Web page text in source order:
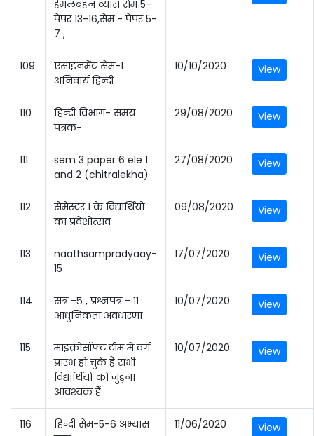
हेमलबहन व्यास सेम 5-
पेपर 13-16,सेम - पेपर 5-
7 ,
109
एसाइनमेंट सेम-1
अनिवार्य हिन्दी
10/10/2020 View
110
हिन्दी विभाग- समय
पत्रक-
29/08/2020 View
111
sem 3 paper 6 ele 1
and 2 (chitralekha)
27/08/2020 View
112
सेमेस्टर 1 के विद्यार्थियो
का प्रवेशोत्सव
09/08/2020 View
113
naathsampradyaay-
15
17/07/2020 View
114
सत्र -५ , प्रश्नपत्र - ११
आधुनिकता अवधारणा
10/07/2020 View
115
माइक्रोसॉफ्ट टीम में वर्ग
प्रारंभ हो चुके हैं सभी
विद्यार्थियों को जुड़ना
आवश्यक हैं
10/07/2020 View
116
हिन्दी सेम-5-6 अभ्यास
11/06/2020 View